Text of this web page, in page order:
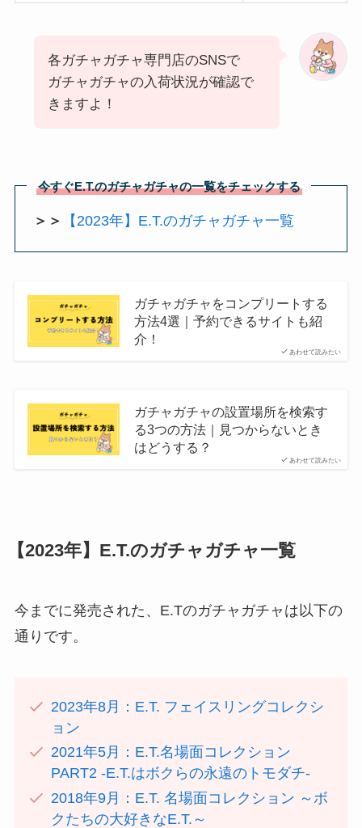
各ガチャガチャ専門店のSNSで
ガチャガチャの入荷状況が確認で
きますよ！
今すぐE.T.のガチャガチャの一覧をチェックする
＞＞ 【2023年】E.T.のガチャガチャ一覧
あわせて読みたい
ガチャガチャをコンプリートする
方法4選｜予約できるサイトも紹
介！
あわせて読みたい
ガチャガチャの設置場所を検索す
る3つの方法｜見つからないとき
はどうする？
【2023年】E.T.のガチャガチャ一覧
今までに発売された、E.Tのガチャガチャは以下の
通りです。
2023年8月：E.T. フェイスリングコレクシ
ョン
2021年5月：E.T.名場面コレクション
PART2 -E.T.はボクらの永遠のトモダチ-
2018年9月：E.T. 名場面コレクション ～ボ
クたちの大好きなE.T.～